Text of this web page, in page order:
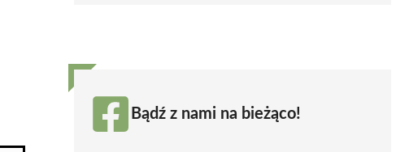
Bądź z nami na bieżąco!